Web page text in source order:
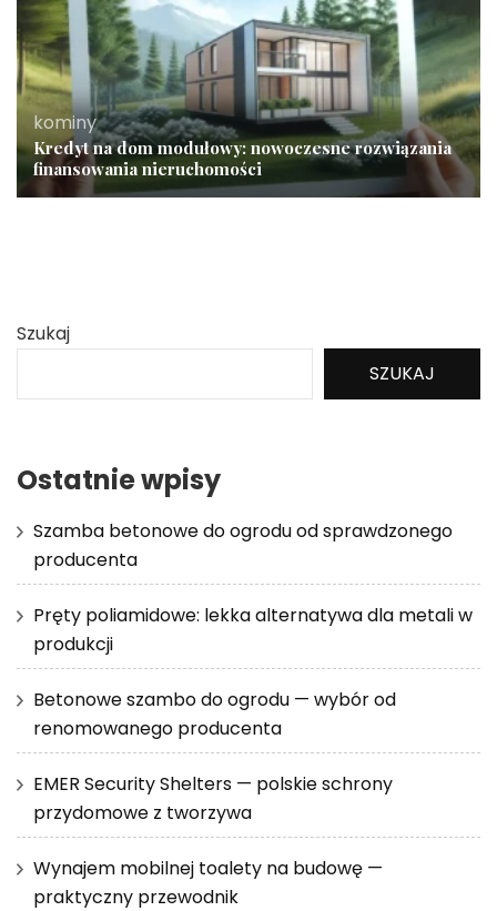
kominy
Kredyt na dom modułowy: nowoczesne rozwiązania
finansowania nieruchomości
Szukaj
SZUKAJ
Ostatnie wpisy
Szamba betonowe do ogrodu od sprawdzonego
producenta
Pręty poliamidowe: lekka alternatywa dla metali w
produkcji
Betonowe szambo do ogrodu — wybór od
renomowanego producenta
EMER Security Shelters — polskie schrony
przydomowe z tworzywa
Wynajem mobilnej toalety na budowę —
praktyczny przewodnik